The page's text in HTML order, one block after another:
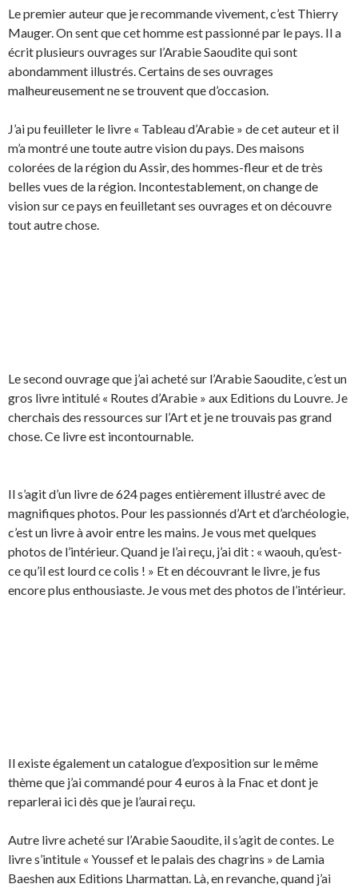
Le premier auteur que je recommande vivement, c’est Thierry
Mauger. On sent que cet homme est passionné par le pays. Il a
écrit plusieurs ouvrages sur l’Arabie Saoudite qui sont
abondamment illustrés. Certains de ses ouvrages
malheureusement ne se trouvent que d’occasion.
J’ai pu feuilleter le livre « Tableau d’Arabie » de cet auteur et il
m’a montré une toute autre vision du pays. Des maisons
colorées de la région du Assir, des hommes-fleur et de très
belles vues de la région. Incontestablement, on change de
vision sur ce pays en feuilletant ses ouvrages et on découvre
tout autre chose.
Le second ouvrage que j’ai acheté sur l’Arabie Saoudite, c’est un
gros livre intitulé « Routes d’Arabie » aux Editions du Louvre. Je
cherchais des ressources sur l’Art et je ne trouvais pas grand
chose. Ce livre est incontournable.
Il s’agit d’un livre de 624 pages entièrement illustré avec de
magnifiques photos. Pour les passionnés d’Art et d’archéologie,
c’est un livre à avoir entre les mains. Je vous met quelques
photos de l’intérieur. Quand je l’ai reçu, j’ai dit : « waouh, qu’est-
ce qu’il est lourd ce colis ! » Et en découvrant le livre, je fus
encore plus enthousiaste. Je vous met des photos de l’intérieur.
Il existe également un catalogue d’exposition sur le même
thème que j’ai commandé pour 4 euros à la Fnac et dont je
reparlerai ici dès que je l’aurai reçu.
Autre livre acheté sur l’Arabie Saoudite, il s’agit de contes. Le
livre s’intitule « Youssef et le palais des chagrins » de Lamia
Baeshen aux Editions Lharmattan. Là, en revanche, quand j’ai